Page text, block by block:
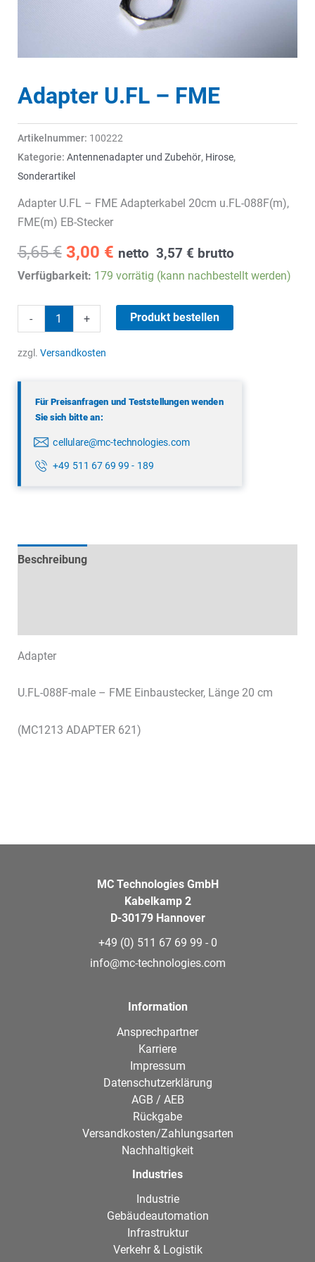
Adapter U.FL – FME
Artikelnummer: 100222
Kategorie: Antennenadapter und Zubehör, Hirose,
Sonderartikel
Adapter U.FL – FME Adapterkabel 20cm u.FL-088F(m),
FME(m) EB-Stecker
5,65€ Ursprünglicher
Preis
5,65 €
3,00 €Aktueller
Preis
3,00 €.
netto 3,57 € brutto
Verfügbarkeit: 179 vorrätig (kann nachbestellt werden)
-
U.FL
-
+ Produkt bestellen
zzgl. Versandkosten
Für Preisanfragen und Teststellungen wenden
Sie sich bitte an:
cellulare@mc-technologies.com
+49 511 67 69 99 - 189
Beschreibung
Adapter
U.FL-088F-male – FME Einbaustecker, Länge 20 cm
(MC1213 ADAPTER 621)
MC Technologies GmbH
Kabelkamp 2
D-30179 Hannover
+49 (0) 511 67 69 99 - 0
info@mc-technologies.com
Information
Ansprechpartner
Karriere
Impressum
Datenschutzerklärung
AGB / AEB
Rückgabe
Versandkosten/Zahlungsarten
Nachhaltigkeit
Industries
Industrie
Gebäudeautomation
Infrastruktur
Verkehr & Logistik